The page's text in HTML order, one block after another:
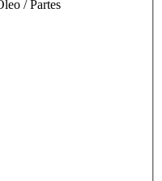
/ Partes